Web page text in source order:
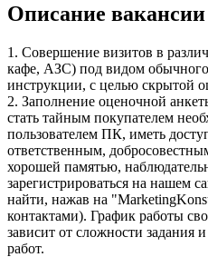
Описание вакансии
1. Совершение визитов в
кафе, АЗС) под видом обычного
инструкции, с целью скрытой
2. Заполнение оценочной
стать тайным покупателем
пользователем ПК, иметь
ответственным,
хорошей памятью,
зарегистрироваться на нашем
найти, нажав на
контактами). График работы
зависит от сложности задания
работ.